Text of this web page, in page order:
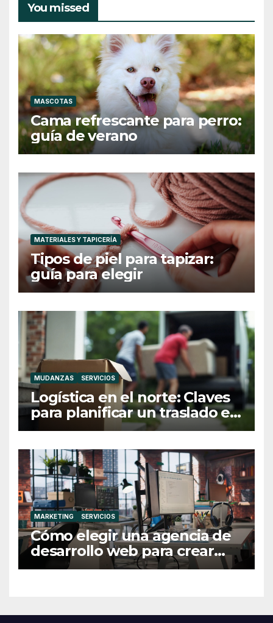
You missed
MASCOTAS
Cama refrescante para perro:
guía de verano
MATERIALES Y TAPICERÍA
Tipos de piel para tapizar:
guía para elegir
MUDANZAS SERVICIOS
Logística en el norte: Claves
para planificar un traslado en
Galicia
MARKETING SERVICIOS
Cómo elegir una agencia de
desarrollo web para crear
una web profesional y eficaz